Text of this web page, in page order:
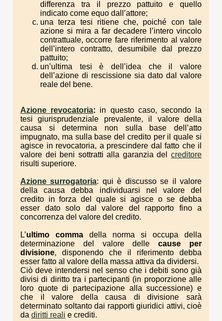
differenza tra il prezzo pattuito e quello
indicato come equo dall’attore;
una terza tesi ritiene che, poiché con tale
azione si mira a far decadere l’intero vincolo
contrattuale, occorre fare riferimento al valore
dell’intero contratto, desumibile dal prezzo
pattuito;
un’ultima tesi è dell’idea che il valore
dell’azione di rescissione sia dato dal valore
reale del bene.
Azione revocatoria: in questo caso, secondo la
tesi giurisprudenziale prevalente, il valore della
causa si determina non sulla base dell’atto
impugnato, ma sulla base del credito per il quale si
agisce in revocatoria, a prescindere dal fatto che il
valore dei beni sottratti alla garanzia del creditore
risulti superiore.
Azione surrogatoria: qui è discusso se il valore
della causa debba individuarsi nel valore del
credito in forza del quale si agisce o se debba
esser dato solo dal valore del rapporto fino a
concorrenza del valore del credito.
L’ultimo comma della norma si occupa della
determinazione del valore dellecause per
divisione, disponendo che il riferimento debba
esser fatto al valore della massa attiva da dividersi.
Ciò deve intendersi nel senso che i debiti sono già
divisi di diritto tra i partecipanti (in proporzione alle
loro quote di partecipazione alla successione) e
che il valore della causa di divisione sarà
determinato soltanto dai rapporti giuridici attivi, cioè
da diritti reali e crediti.